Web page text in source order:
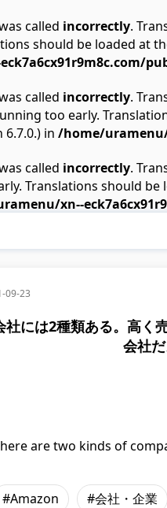
called incorrectly.
should be loaded at
called incorrectly.
too early.
in /home/
called incorrectly.
Translations should be
xn--
09-23
社には2種類ある。高く
会社
are two kinds of
#Amazon #会社・企業